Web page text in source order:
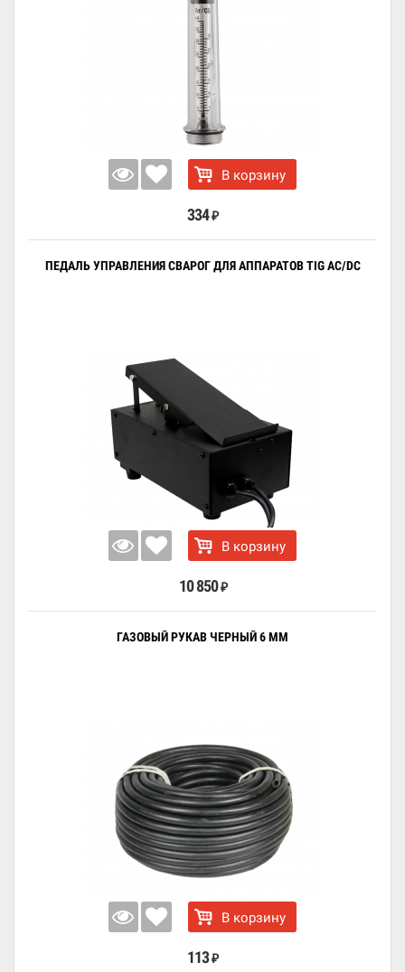
В корзину
334 ₽
ПЕДАЛЬ УПРАВЛЕНИЯ СВАРОГ ДЛЯ АППАРАТОВ TIG AC/DC
В корзину
10 850 ₽
ГАЗОВЫЙ РУКАВ ЧЕРНЫЙ 6 ММ
В корзину
113 ₽